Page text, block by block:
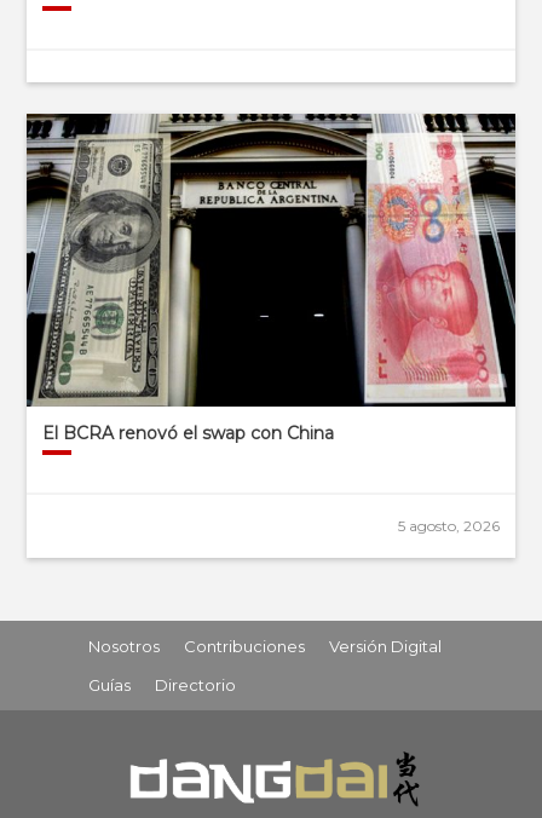
El BCRA renovó el swap con China
5 agosto, 2026
Nosotros Contribuciones
Versión Digital
Guías
Directorio